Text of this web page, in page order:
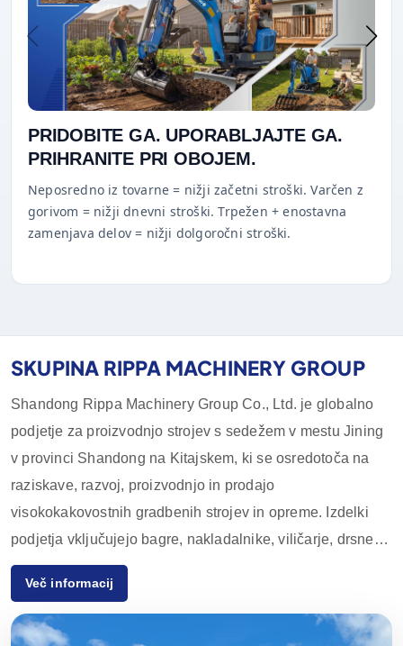
PRIDOBITE GA. UPORABLJAJTE GA.
PRIHRANITE PRI OBOJEM.
Neposredno iz tovarne = nižji začetni stroški. Varčen z
gorivom = nižji dnevni stroški. Trpežen + enostavna
zamenjava delov = nižji dolgoročni stroški.
SKUPINA RIPPA MACHINERY GROUP
Shandong Rippa Machinery Group Co., Ltd. je globalno
podjetje za proizvodnjo strojev s sedežem v mestu Jining
v provinci Shandong na Kitajskem, ki se osredotoča na
raziskave, razvoj, proizvodnjo in prodajo
visokokakovostnih gradbenih strojev in opreme. Izdelki
podjetja vključujejo bagre, nakladalnike, viličarje, drsne
nakladalnike in njihovo dodatno opremo, ki se pogosto
uporabljajo v kmetijstvu, gradbeništvu, rudarstvu in drugih
panogah. Zaradi inovativnih zmogljivosti na področju
Več informacij